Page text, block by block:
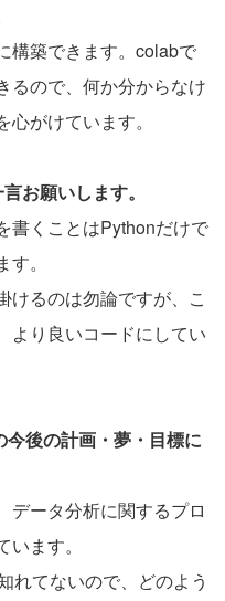
構築できます。colabで
るので、何か分からなけ
がけています。
お願いします。
書くことはPythonだけで
。
けるのは勿論ですが、こ
より良いコードにしてい
後の計画・夢・目標に
データ分析に関するプロ
ます。
れてないので、どのよう